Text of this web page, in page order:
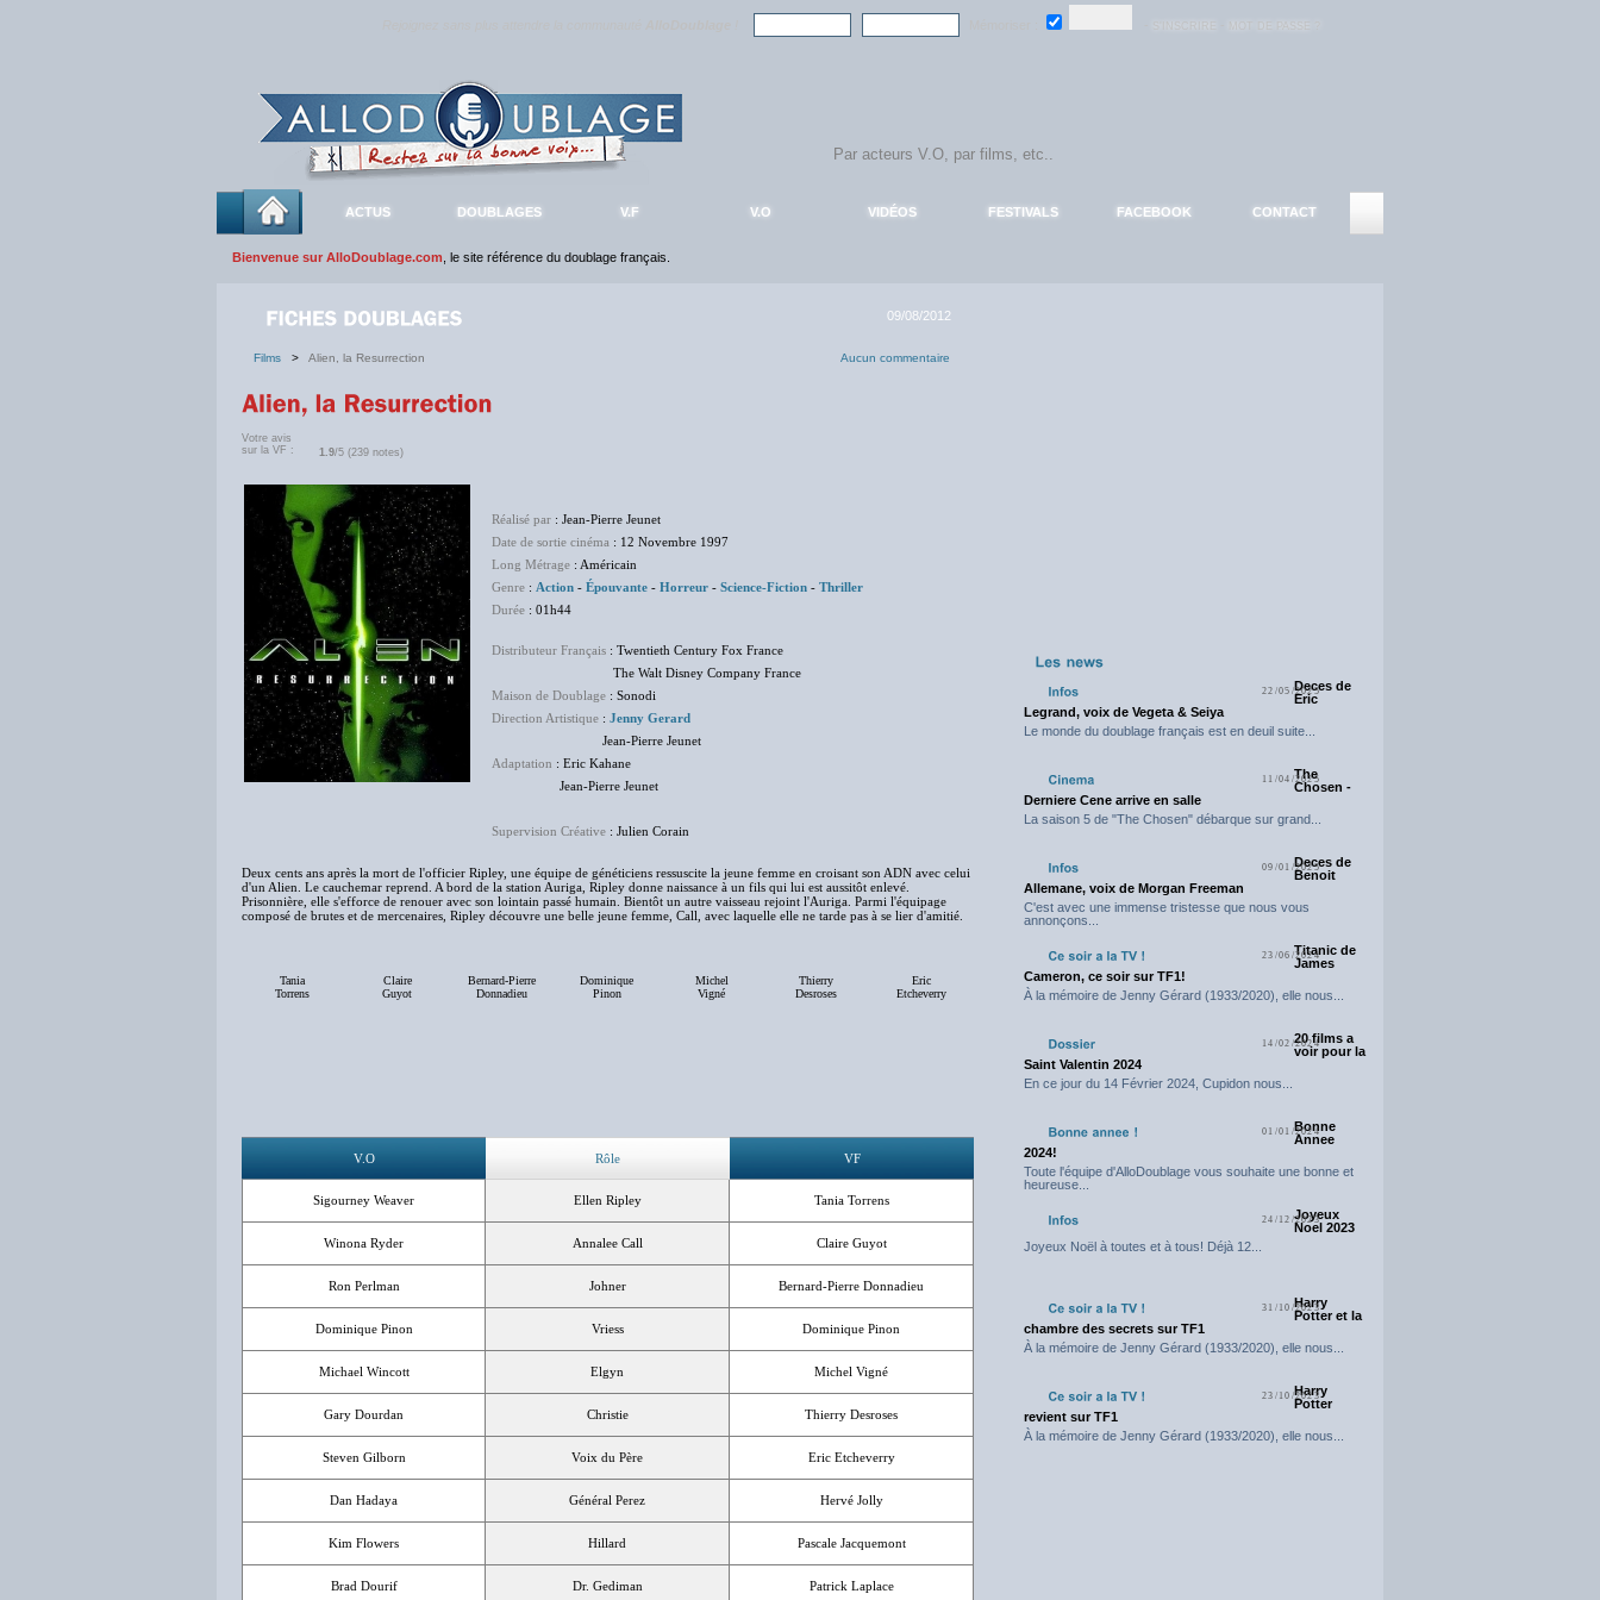
ACTUS DOUBLAGES V.F V.O VIDÉOS FESTIVALS FACEBOOK CONTACT
Bienvenue sur AlloDoublage.com , le site référence du doublage français.
09/08/2012
Films > Alien, la Resurrection Aucun commentaire
Votre avis
sur la VF :
1.9/5 (239 notes)
Réalisé par : Jean-Pierre Jeunet
Date de sortie cinéma : 12 Novembre 1997
Long Métrage : Américain
Genre : Action - Épouvante - Horreur - Science-Fiction - Thriller
Durée : 01h44
Distributeur Français : Twentieth Century Fox France
The Walt Disney Company France
Maison de Doublage : Sonodi
Direction Artistique : Jenny Gerard
Jean-Pierre Jeunet
Adaptation : Eric Kahane
Jean-Pierre Jeunet
Supervision Créative : Julien Corain
Deux cents ans après la mort de l'officier Ripley, une équipe de généticiens ressuscite la jeune femme en croisant son ADN avec celui
d'un Alien. Le cauchemar reprend. A bord de la station Auriga, Ripley donne naissance à un fils qui lui est aussitôt enlevé.
Prisonnière, elle s'efforce de renouer avec son lointain passé humain. Bientôt un autre vaisseau rejoint l'Auriga. Parmi l'équipage
composé de brutes et de mercenaires, Ripley découvre une belle jeune femme, Call, avec laquelle elle ne tarde pas à se lier d'amitié.
Tania
Torrens
Claire
Guyot
Bernard-Pierre
Donnadieu
Dominique
Pinon
Michel
Vigné
Thierry
Desroses
Eric
Etcheverry
V.O Rôle VF
Sigourney Weaver Ellen Ripley Tania Torrens
Winona Ryder Annalee Call Claire Guyot
Ron Perlman Johner Bernard-Pierre Donnadieu
Dominique Pinon Vriess Dominique Pinon
Michael Wincott Elgyn Michel Vigné
Gary Dourdan Christie Thierry Desroses
Steven Gilborn Voix du Père Eric Etcheverry
Dan Hadaya Général Perez Hervé Jolly
Kim Flowers Hillard Pascale Jacquemont
Brad Dourif Dr. Gediman Patrick Laplace
22/05/2025Deces de
Eric
Legrand, voix de Vegeta & Seiya
Le monde du doublage français est en deuil suite...
11/04/2025
The
Chosen -
Derniere Cene arrive en salle
La saison 5 de "The Chosen" débarque sur grand...
09/01/2025Deces de
Benoit
Allemane, voix de Morgan Freeman
C'est avec une immense tristesse que nous vous
annonçons...
23/06/2024Titanic de
James
Cameron, ce soir sur TF1!
À la mémoire de Jenny Gérard (1933/2020), elle nous...
14/02/202420 films a
voir pour la
Saint Valentin 2024
En ce jour du 14 Février 2024, Cupidon nous...
01/01/2024
Bonne
Annee
2024!
Toute l'équipe d'AlloDoublage vous souhaite une bonne et
heureuse...
24/12/2023
Joyeux
Noel 2023
Joyeux Noël à toutes et à tous! Déjà 12...
31/10/2023
Harry
Potter et la
chambre des secrets sur TF1
À la mémoire de Jenny Gérard (1933/2020), elle nous...
23/10/2023
Harry
Potter
revient sur TF1
À la mémoire de Jenny Gérard (1933/2020), elle nous...